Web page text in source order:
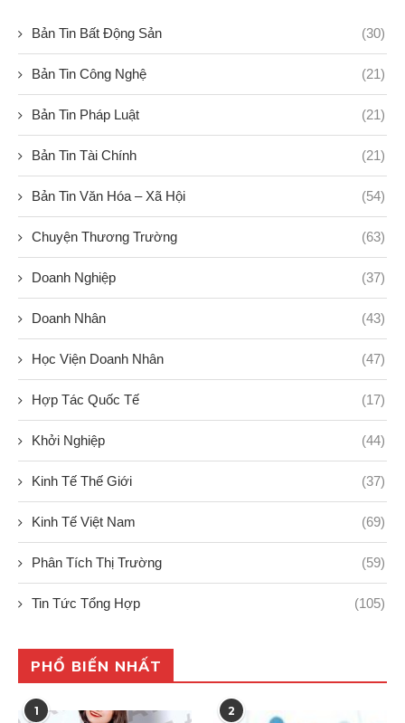
Bản Tin Bất Động Sản (30)
Bản Tin Công Nghệ (21)
Bản Tin Pháp Luật (21)
Bản Tin Tài Chính (21)
Bản Tin Văn Hóa – Xã Hội (54)
Chuyện Thương Trường (63)
Doanh Nghiệp (37)
Doanh Nhân (43)
Học Viện Doanh Nhân (47)
Hợp Tác Quốc Tế (17)
Khởi Nghiệp (44)
Kinh Tế Thế Giới (37)
Kinh Tế Việt Nam (69)
Phân Tích Thị Trường (59)
Tin Tức Tổng Hợp (105)
PHỔ BIẾN NHẤT
1 2